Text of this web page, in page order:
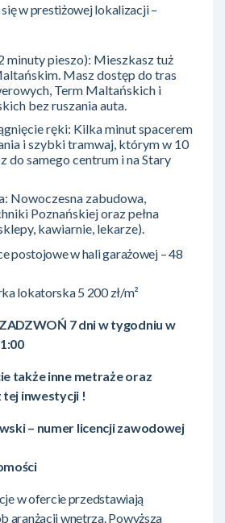
w prestiżowej lokalizacji –
minuty pieszo): Mieszkasz tuż
Masz dostęp do tras
Term Maltańskich i
bez ruszania auta.
ręki: Kilka minut spacerem
i szybki tramwaj, którym w 10
do samego centrum i na Stary
Nowoczesna zabudowa,
Poznańskiej oraz pełna
kawiarnie, lekarze).
postojowe w hali garażowej – 48
lokatorska 5 200 zł/m²
7 dni w tygodniu w
także inne metraże oraz
tej inwestycji !
– numer licencji zawodowej
w ofercie przedstawiają
aranżacji wnętrza. Powyższa